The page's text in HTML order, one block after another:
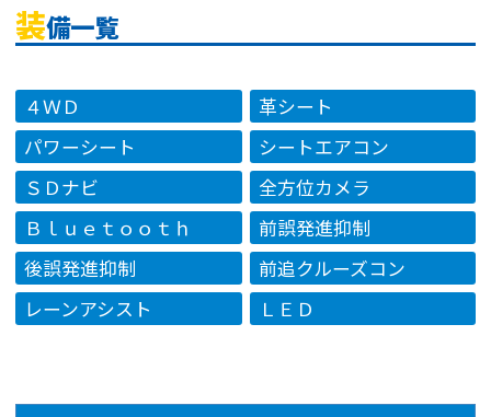
装備一覧
４ＷＤ
革シート
パワーシート
シートエアコン
ＳＤナビ
全方位カメラ
Ｂｌｕｅｔｏｏｔｈ
前誤発進抑制
後誤発進抑制
前追クルーズコン
レーンアシスト
ＬＥＤ